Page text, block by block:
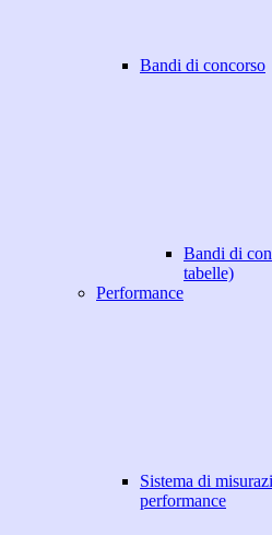
Bandi di concorso
Bandi di
tabelle)
Performance
Sistema di
performance